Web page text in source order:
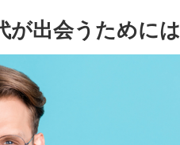
が出会うためには